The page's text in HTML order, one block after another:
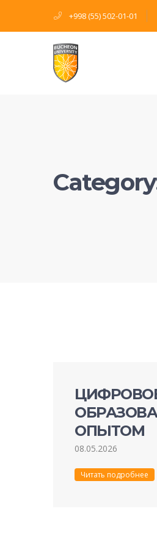
+998 (55) 502-01-01
ОПЫТОМ
08.05.2026
Читать подробнее